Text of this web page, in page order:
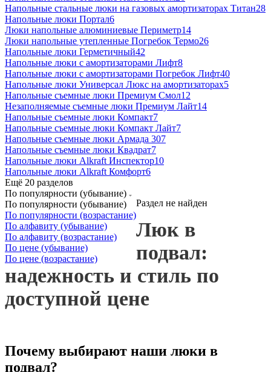
Напольные стальные люки на газовых амортизаторах Титан28
Напольные люки Портал6
Люки напольные алюминиевые Периметр14
Люки напольные утепленные Погребок Термо26
Напольные люки Герметичный42
Напольные люки с амортизаторами Лифт8
Напольные люки с амортизаторами Погребок Лифт40
Напольные люки Универсал Люкс на амортизаторах5
Напольные съемные люки Премиум Смол12
Незаполняемые съемные люки Премиум Лайт14
Напольные съемные люки Компакт7
Напольные съемные люки Компакт Лайт7
Напольные съемные люки Армада 307
Напольные съемные люки Квадрат7
Напольные люки Alkraft Инспектор10
Напольные люки Alkraft Комфорт6
Ещё 20 разделов
По популярности (убывание)
По популярности (убывание)
По популярности (возрастание)
По алфавиту (убывание)
По алфавиту (возрастание)
По цене (убывание)
По цене (возрастание)
Раздел не найден
Люк в
подвал:
надежность и стиль по
доступной цене
Почему выбирают наши люки в
подвал?